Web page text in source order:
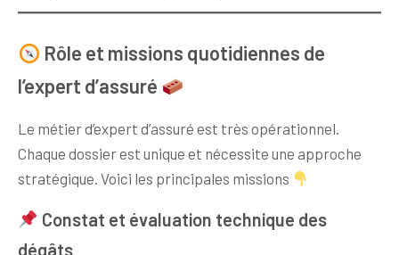
Rôle et missions quotidiennes de
l’expert d’assuré
Le métier d’expert d’assuré est très opérationnel.
Chaque dossier est unique et nécessite une approche
stratégique. Voici les principales missions
Constat et évaluation technique des
dégâts